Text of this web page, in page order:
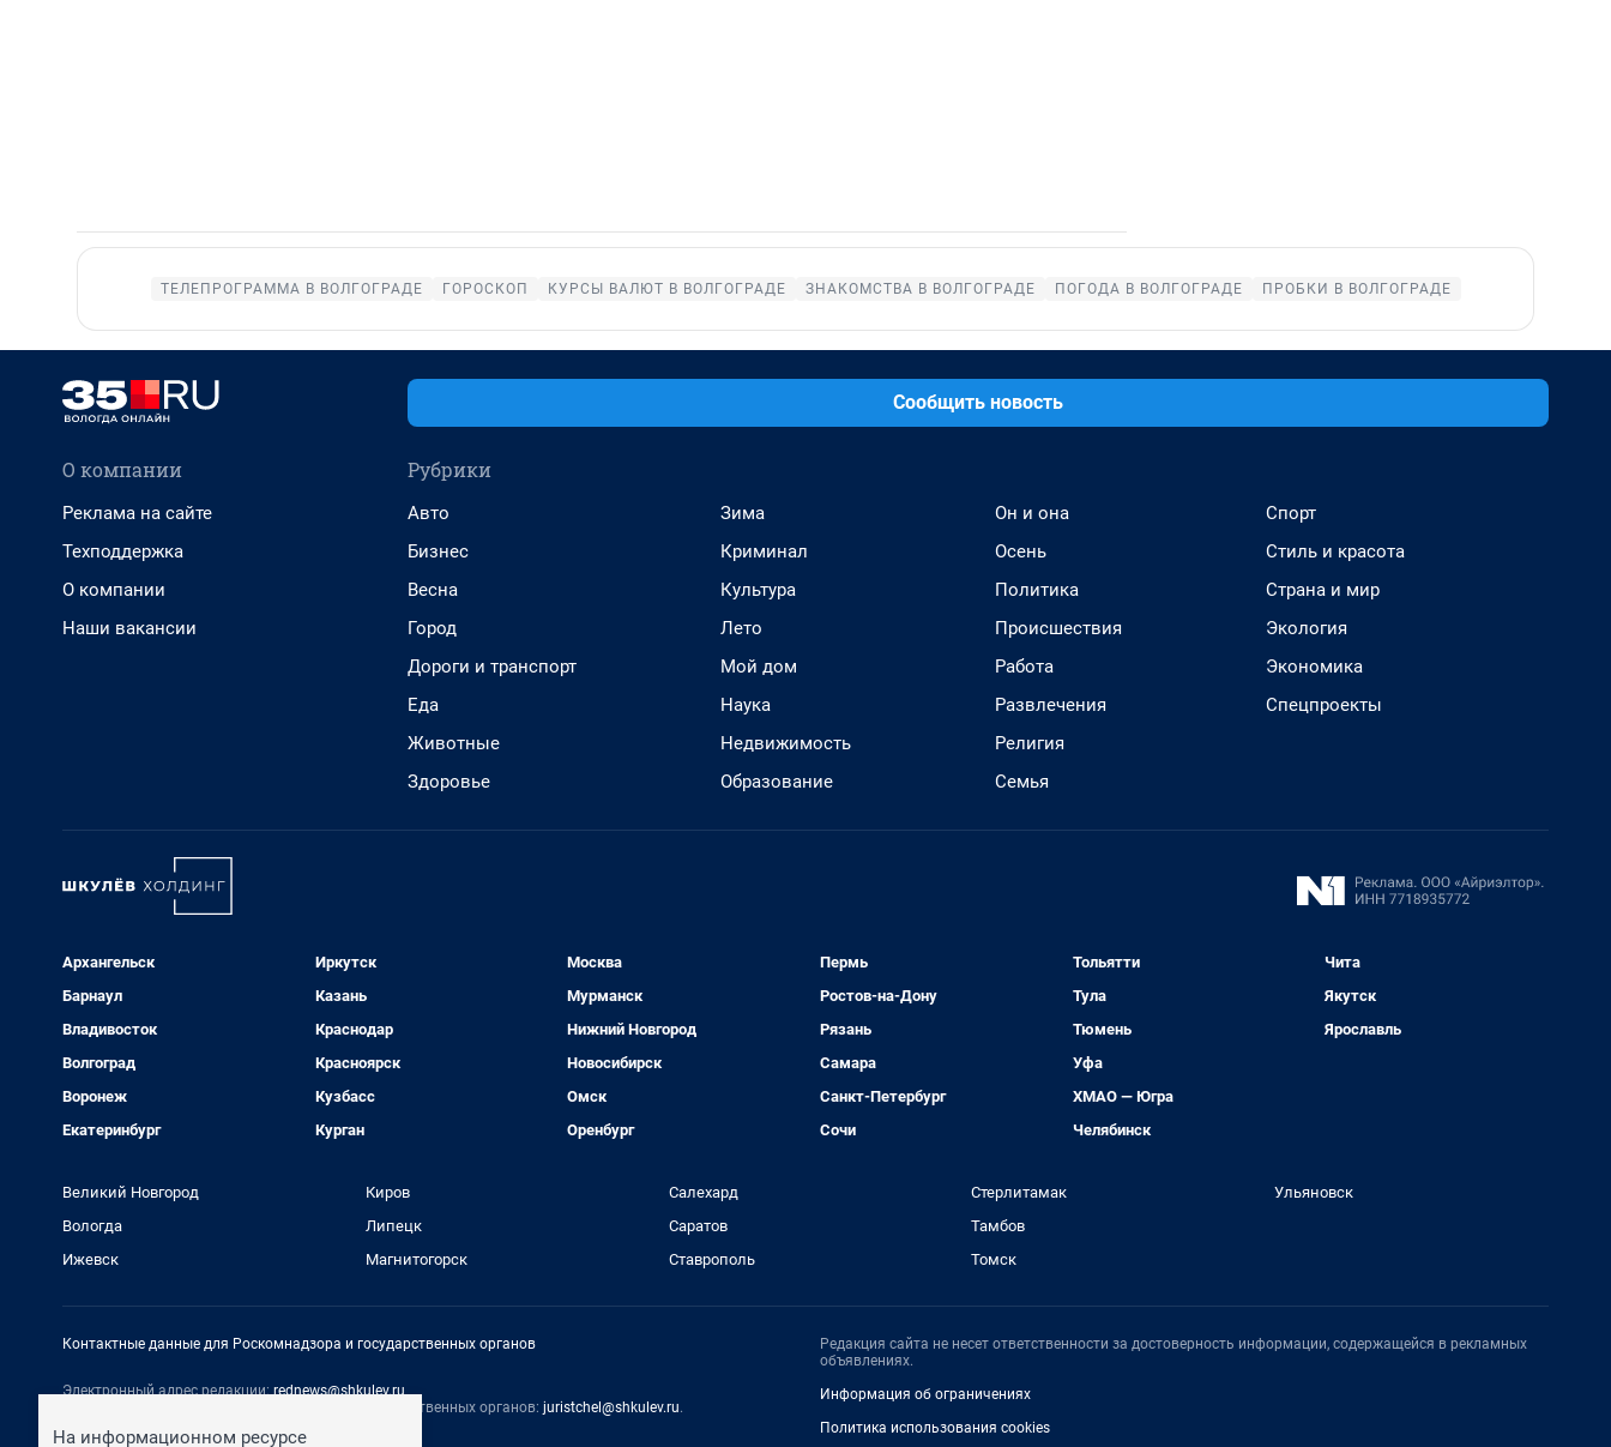
ТЕЛЕПРОГРАММА В ВОЛГОГРАДЕ ГОРОСКОП КУРСЫ ВАЛЮТ В ВОЛГОГРАДЕ ЗНАКОМСТВА В ВОЛГОГРАДЕ ПОГОДА В ВОЛГОГРАДЕ ПРОБКИ В ВОЛГОГРАДЕ
Сообщить новость
О компании
Реклама на сайте
Техподдержка
О компании
Наши вакансии
Рубрики
Авто
Бизнес
Весна
Город
Дороги и транспорт
Еда
Животные
Здоровье
Зима
Криминал
Культура
Лето
Мой дом
Наука
Недвижимость
Образование
Он и она
Осень
Политика
Происшествия
Работа
Развлечения
Религия
Семья
Спорт
Стиль и красота
Страна и мир
Экология
Экономика
Спецпроекты
Архангельск
Барнаул
Владивосток
Волгоград
Воронеж
Екатеринбург
Иркутск
Казань
Краснодар
Красноярск
Кузбасс
Курган
Москва
Мурманск
Нижний Новгород
Новосибирск
Омск
Оренбург
Пермь
Ростов-на-Дону
Рязань
Самара
Санкт-Петербург
Сочи
Тольятти
Тула
Тюмень
Уфа
ХМАО — Югра
Челябинск
Чита
Якутск
Ярославль
Великий Новгород
Вологда
Ижевск
Киров
Липецк
Магнитогорск
Салехард
Саратов
Ставрополь
Стерлитамак
Тамбов
Томск
Ульяновск
Контактные данные для Роскомнадзора и государственных органов
Электронный адрес редакции: rednews@shkulev.ru
Контактные данные для Роскомнадзора и государственных органов: juristchel@shkulev.ru.
Техподдержка:help@shkulev.ru
Редакция сайта не несет ответственности за достоверность информации, содержащейся в рекламных
объявлениях.
Информация об ограничениях
Политика использования cookies
На информационном ресурсе